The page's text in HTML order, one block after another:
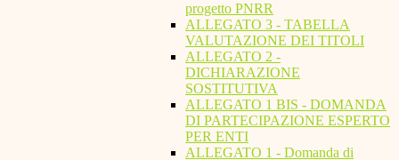
progetto PNRR
ALLEGATO 3 - TABELLA
VALUTAZIONE DEI TITOLI
ALLEGATO 2 -
DICHIARAZIONE
SOSTITUTIVA
ALLEGATO 1 BIS - DOMANDA
DI PARTECIPAZIONE ESPERTO
PER ENTI
ALLEGATO 1 - Domanda di